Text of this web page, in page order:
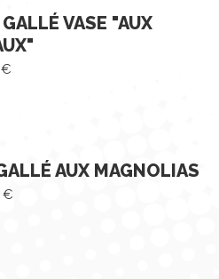
VASE "AUX
€
AUX MAGNOLIAS
€